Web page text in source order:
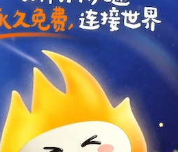
支持 [0] 反对 [0]
支持